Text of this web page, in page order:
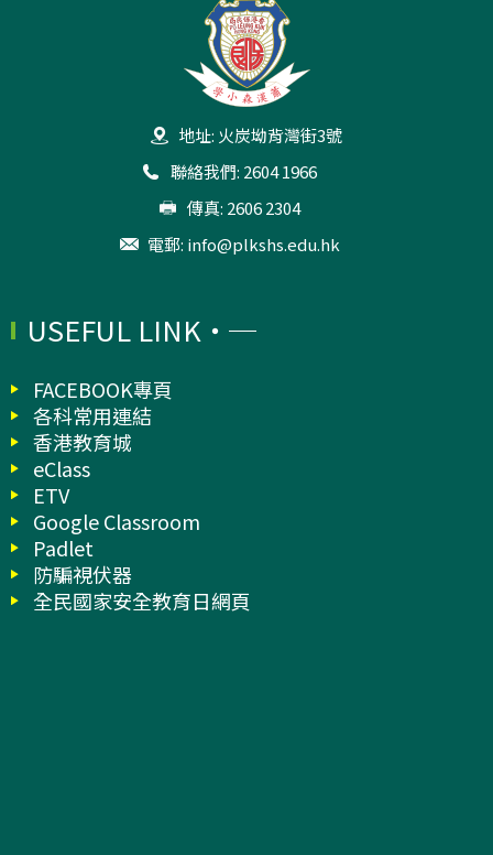
地址: 火炭坳背灣街3號
聯絡我們: 2604 1966
傳真: 2606 2304
電郵: info@plkshs.edu.hk
USEFUL LINK
FACEBOOK專頁
各科常用連結
香港教育城
eClass
ETV
Google Classroom
Padlet
防騙視伏器
全民國家安全教育日網頁